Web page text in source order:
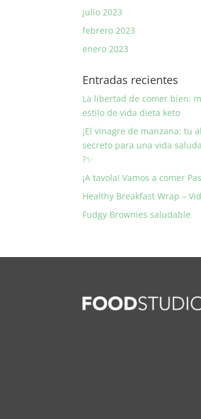
julio 2023
febrero 2023
enero 2023
Entradas recientes
La libertad de comer bien:
estilo de vida dieta keto
¡El vinagre de manzana: tu
secreto para una vida
?✨
¡A tavola! Vamos a comer
Healthy Breakfast Wrap –
Fudgy Brownies saludable